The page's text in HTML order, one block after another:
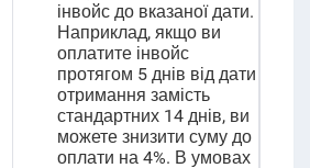
інвойс до вказаної дати.
Наприклад, якщо ви
оплатите інвойс
протягом 5 днів від дати
отримання замість
стандартних 14 днів, ви
можете знизити суму до
оплати на 4%. В умовах